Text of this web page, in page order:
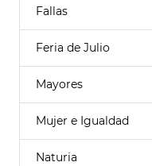
Fallas
Feria de Julio
Mayores
Mujer e Igualdad
Naturia